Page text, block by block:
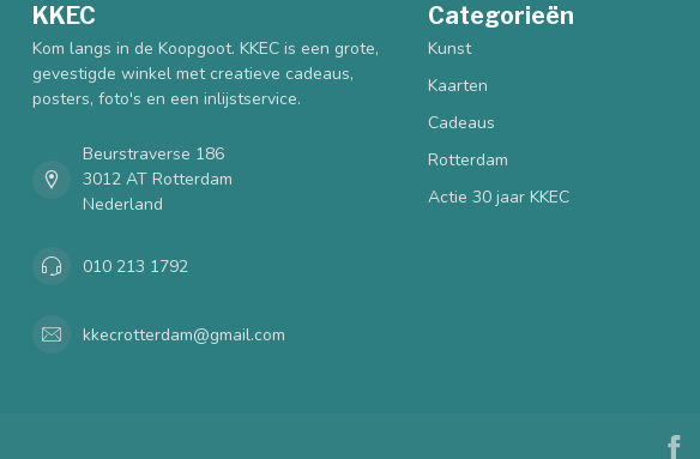
KKEC
Kom langs in de Koopgoot. KKEC is een grote,
gevestigde winkel met creatieve cadeaus,
posters, foto's en een inlijstservice.
Beurstraverse 186
3012 AT Rotterdam
Nederland
010 213 1792
kkecrotterdam@gmail.com
Categorieën
Kunst
Kaarten
Cadeaus
Rotterdam
Actie 30 jaar KKEC